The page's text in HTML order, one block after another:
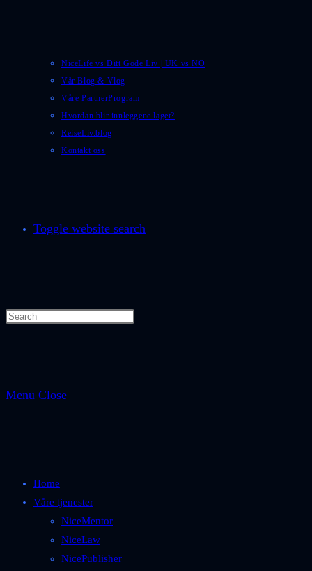
NiceLife vs Ditt Gode Liv | UK vs NO
Vår Blog & Vlog
Våre PartnerProgram
Hvordan blir innleggene laget?
ReiseLiv.blog
Kontakt oss
Toggle website search
Menu Close
Home
Våre tjenester
NiceMentor
NiceLaw
NicePublisher